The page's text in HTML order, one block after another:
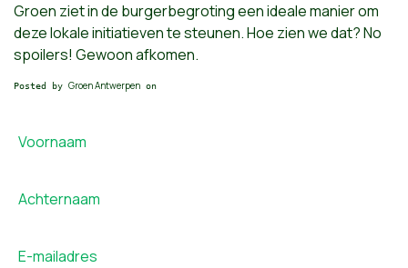
Groen ziet in de burgerbegroting een ideale manier om
deze lokale initiatieven te steunen. Hoe zien we dat? No
spoilers! Gewoon afkomen.
Posted by Groen Antwerpen on
Voornaam
Achternaam
E-mailadres